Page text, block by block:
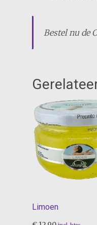
Bestel nu de
Limoen